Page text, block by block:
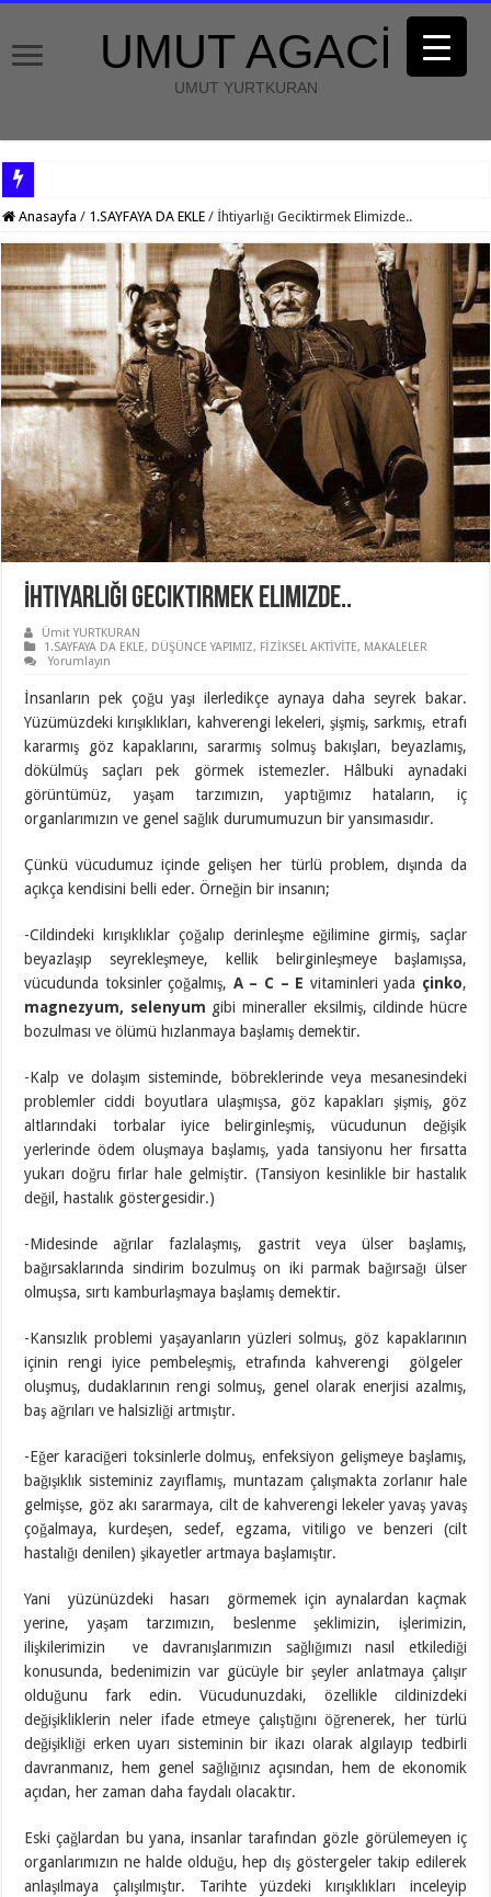
UMUT AGACİ
UMUT YURTKURAN
Anasayfa / 1.SAYFAYA DA EKLE / İhtiyarlığı Geciktirmek Elimizde..
İhtiyarlığı Geciktirmek Elimizde..
Ümit YURTKURAN
1.SAYFAYA DA EKLE, DÜŞÜNCE YAPIMIZ, FİZİKSEL AKTİVİTE, MAKALELER
Yorumlayın
İnsanların pek çoğu yaşı ilerledikçe aynaya daha seyrek bakar.
Yüzümüzdeki kırışıklıkları, kahverengi lekeleri, şişmiş, sarkmış, etrafı
kararmış göz kapaklarını, sararmış solmuş bakışları, beyazlamış,
dökülmüş saçları pek görmek istemezler. Hâlbuki aynadaki
görüntümüz, yaşam tarzımızın, yaptığımız hataların, iç
organlarımızın ve genel sağlık durumumuzun bir yansımasıdır.
Çünkü vücudumuz içinde gelişen her türlü problem, dışında da
açıkça kendisini belli eder. Örneğin bir insanın;
-Cildindeki kırışıklıklar çoğalıp derinleşme eğilimine girmiş, saçlar
beyazlaşıp seyrekleşmeye, kellik belirginleşmeye başlamışsa,
vücudunda toksinler çoğalmış, A – C – E vitaminleri yada çinko,
magnezyum, selenyum gibi mineraller eksilmiş, cildinde hücre
bozulması ve ölümü hızlanmaya başlamış demektir.
-Kalp ve dolaşım sisteminde, böbreklerinde veya mesanesindeki
problemler ciddi boyutlara ulaşmışsa, göz kapakları şişmiş, göz
altlarındaki torbalar iyice belirginleşmiş, vücudunun değişik
yerlerinde ödem oluşmaya başlamış, yada tansiyonu her fırsatta
yukarı doğru fırlar hale gelmiştir. (Tansiyon kesinlikle bir hastalık
değil, hastalık göstergesidir.)
-Midesinde ağrılar fazlalaşmış, gastrit veya ülser başlamış,
bağırsaklarında sindirim bozulmuş on iki parmak bağırsağı ülser
olmuşsa, sırtı kamburlaşmaya başlamış demektir.
-Kansızlık problemi yaşayanların yüzleri solmuş, göz kapaklarının
içinin rengi iyice pembeleşmiş, etrafında kahverengi gölgeler
oluşmuş, dudaklarının rengi solmuş, genel olarak enerjisi azalmış,
baş ağrıları ve halsizliği artmıştır.
-Eğer karaciğeri toksinlerle dolmuş, enfeksiyon gelişmeye başlamış,
bağışıklık sisteminiz zayıflamış, muntazam çalışmakta zorlanır hale
gelmişse, göz akı sararmaya, cilt de kahverengi lekeler yavaş yavaş
çoğalmaya, kurdeşen, sedef, egzama, vitiligo ve benzeri (cilt
hastalığı denilen) şikayetler artmaya başlamıştır.
Yani yüzünüzdeki hasarı görmemek için aynalardan kaçmak
yerine, yaşam tarzımızın, beslenme şeklimizin, işlerimizin,
ilişkilerimizin ve davranışlarımızın sağlığımızı nasıl etkilediği
konusunda, bedenimizin var gücüyle bir şeyler anlatmaya çalışır
olduğunu fark edin. Vücudunuzdaki, özellikle cildinizdeki
değişikliklerin neler ifade etmeye çalıştığını öğrenerek, her türlü
değişikliği erken uyarı sisteminin bir ikazı olarak algılayıp tedbirli
davranmanız, hem genel sağlığınız açısından, hem de ekonomik
açıdan, her zaman daha faydalı olacaktır.
Eski çağlardan bu yana, insanlar tarafından gözle görülemeyen iç
organlarımızın ne halde olduğu, hep dış göstergeler takip edilerek
anlaşılmaya çalışılmıştır. Tarihte yüzdeki kırışıklıkları inceleyip